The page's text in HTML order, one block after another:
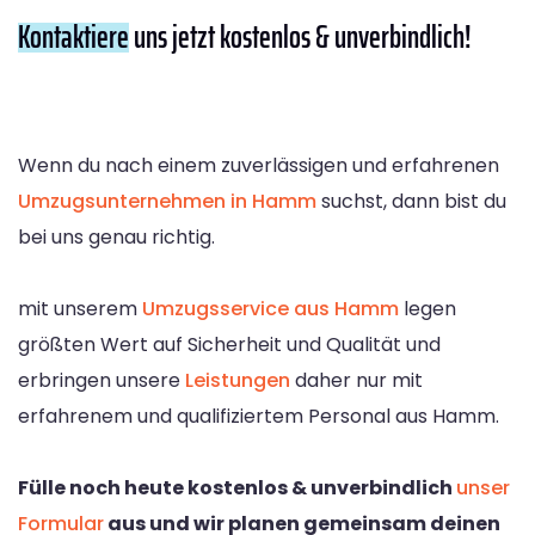
Kontaktiereuns jetzt kostenlos & unverbindlich!
Wenn du nach einem zuverlässigen und erfahrenen
Umzugsunternehmen in Hammsuchst, dann bist du
bei uns genau richtig.
mit unserem Umzugsservice aus Hamm legen
größten Wert auf Sicherheit und Qualität und
erbringen unsere Leistungen daher nur mit
erfahrenem und qualifiziertem Personal aus Hamm.
Fülle noch heute kostenlos & unverbindlich unser
Formularaus und wir planen gemeinsam deinen